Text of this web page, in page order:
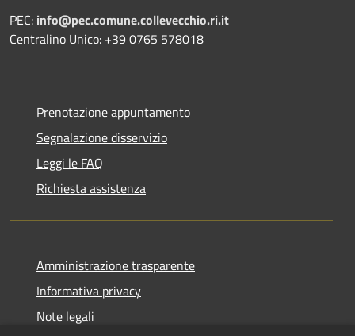
PEC: info@pec.comune.collevecchio.ri.it
Centralino Unico: +39 0765 578018
Prenotazione appuntamento
Segnalazione disservizio
Leggi le FAQ
Richiesta assistenza
Amministrazione trasparente
Informativa privacy
Note legali